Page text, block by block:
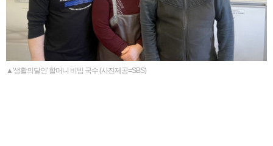
▲'생활의달인' 할머니 비빔 국수 (사진제공=SBS)